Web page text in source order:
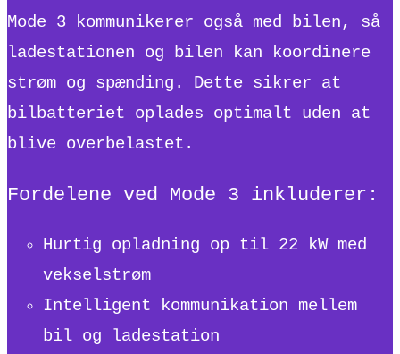
Mode 3 kommunikerer også med bilen, så
ladestationen og bilen kan koordinere
strøm og spænding. Dette sikrer at
bilbatteriet oplades optimalt uden at
blive overbelastet.
Fordelene ved Mode 3 inkluderer:
Hurtig opladning op til 22 kW med
vekselstrøm
Intelligent kommunikation mellem
bil og ladestation